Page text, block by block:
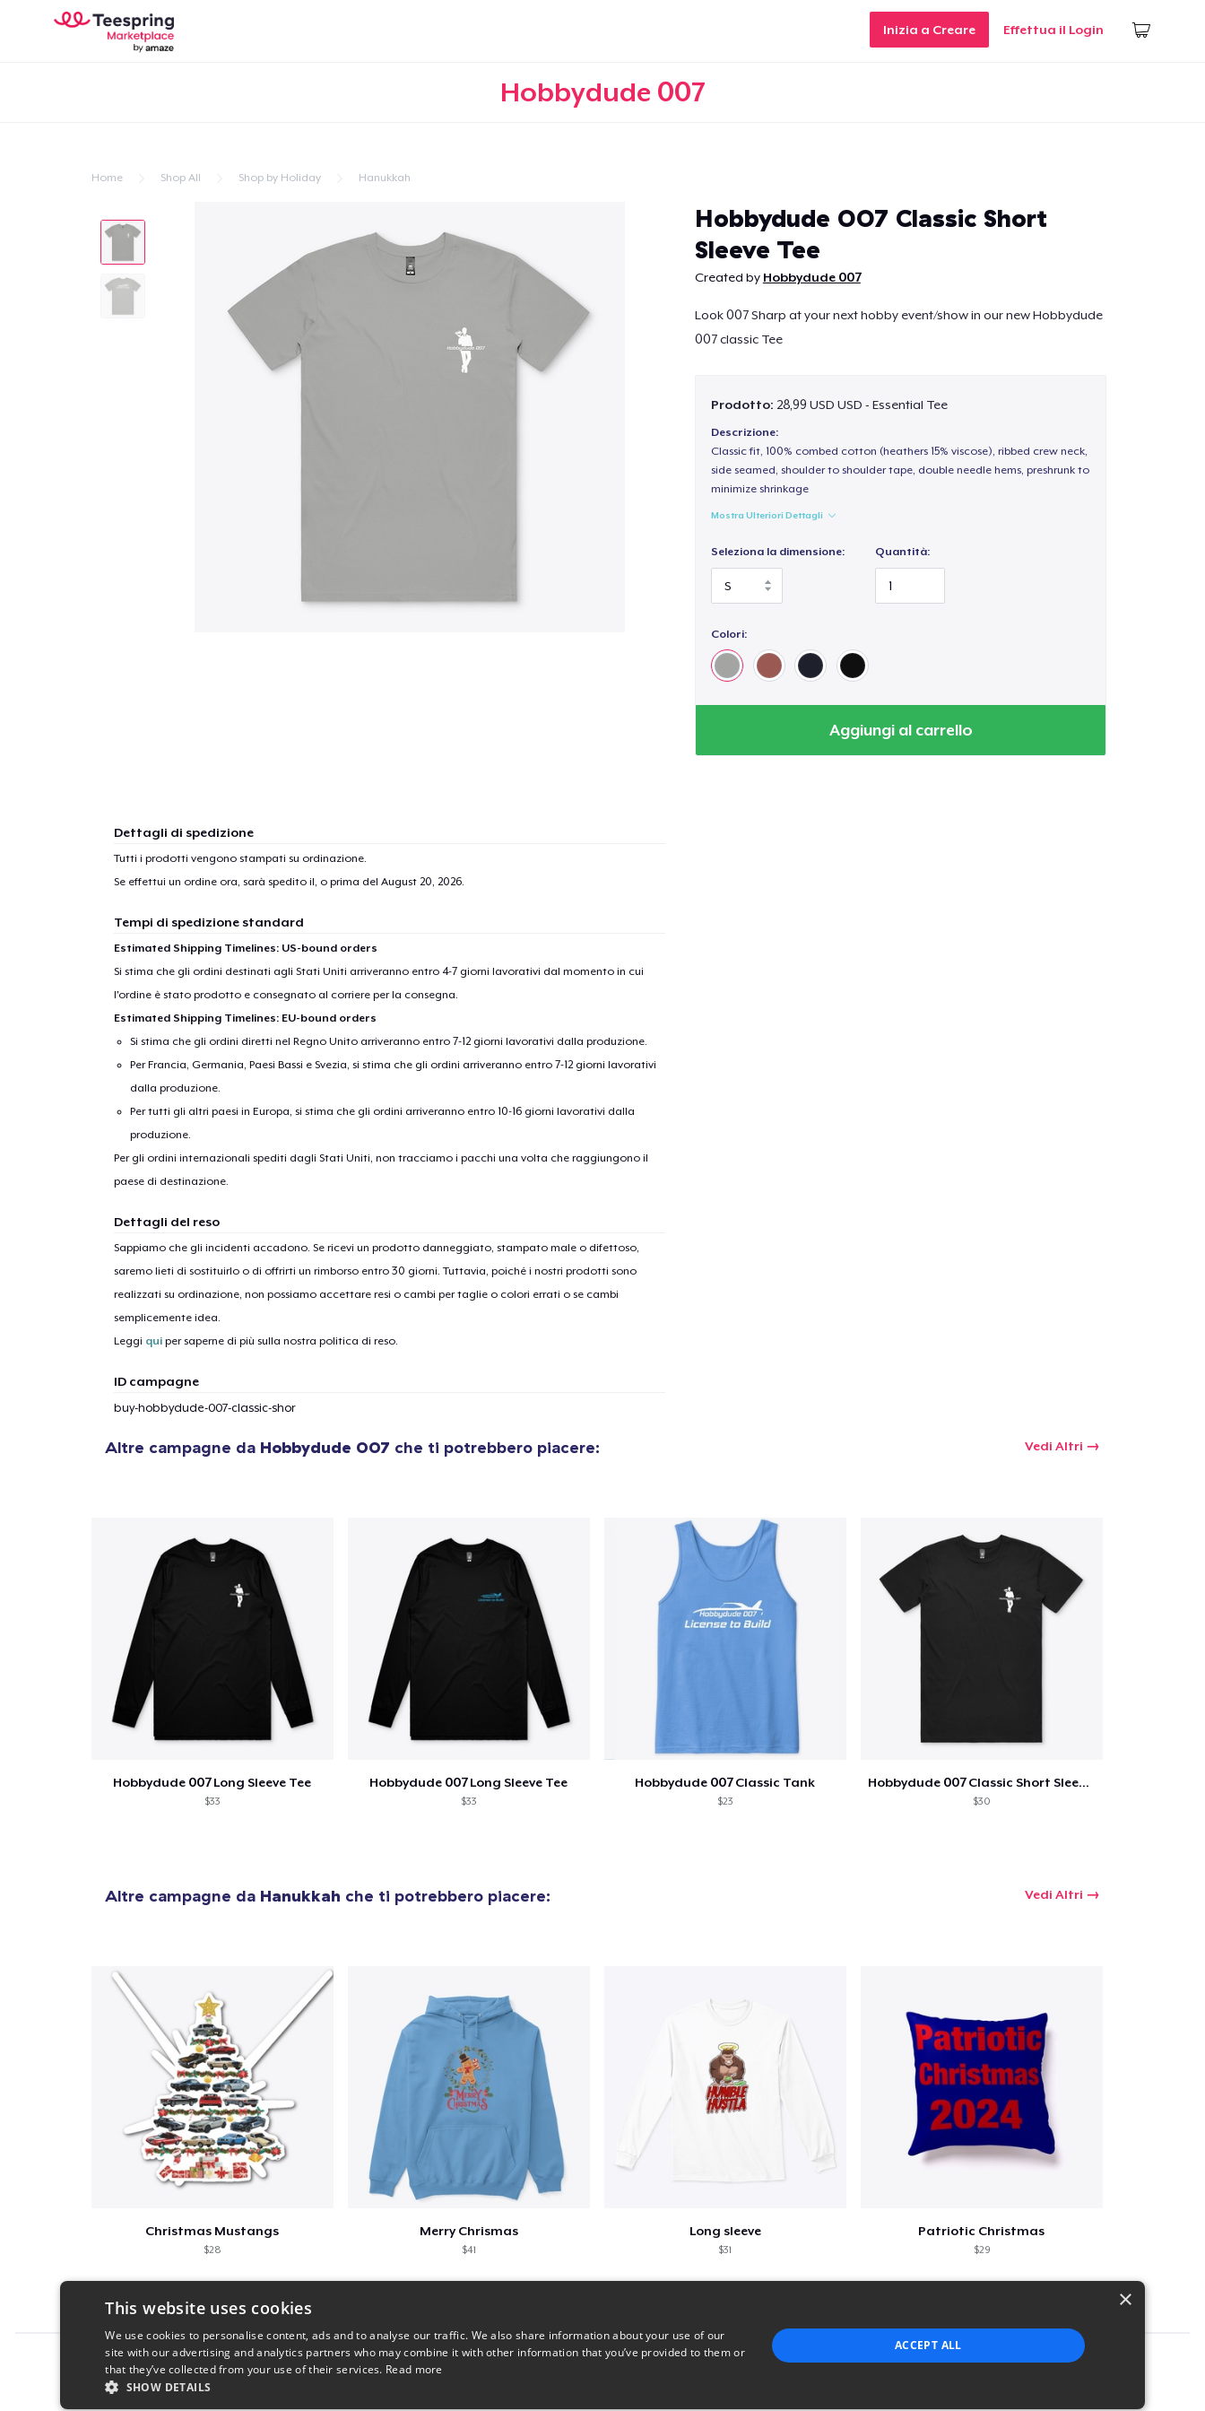
Inizia a Creare Effettua il Login
Hobbydude 007
Home Shop All Shop by Holiday Hanukkah
Hobbydude 007 Classic Short
Sleeve Tee
Created by Hobbydude 007
Look 007 Sharp at your next hobby event/show in our new Hobbydude
007 classic Tee
Prodotto: 28,99 USD USD - Essential Tee
Descrizione:
Classic fit, 100% combed cotton (heathers 15% viscose), ribbed crew neck,
side seamed, shoulder to shoulder tape, double needle hems, preshrunk to
minimize shrinkage
Mostra Ulteriori Dettagli
Seleziona la dimensione: Quantità:
Colori:
Aggiungi al carrello
Dettagli di spedizione
Tutti i prodotti vengono stampati su ordinazione.
Se effettui un ordine ora, sarà spedito il, o prima del August 20, 2026.
Tempi di spedizione standard
Estimated Shipping Timelines: US-bound orders
Si stima che gli ordini destinati agli Stati Uniti arriveranno entro 4-7 giorni lavorativi dal momento in cui
l'ordine è stato prodotto e consegnato al corriere per la consegna.
Estimated Shipping Timelines: EU-bound orders
Si stima che gli ordini diretti nel Regno Unito arriveranno entro 7-12 giorni lavorativi dalla produzione.
Per Francia, Germania, Paesi Bassi e Svezia, si stima che gli ordini arriveranno entro 7-12 giorni lavorativi
dalla produzione.
Per tutti gli altri paesi in Europa, si stima che gli ordini arriveranno entro 10-16 giorni lavorativi dalla
produzione.
Per gli ordini internazionali spediti dagli Stati Uniti, non tracciamo i pacchi una volta che raggiungono il
paese di destinazione.
Dettagli del reso
Sappiamo che gli incidenti accadono. Se ricevi un prodotto danneggiato, stampato male o difettoso,
saremo lieti di sostituirlo o di offrirti un rimborso entro 30 giorni. Tuttavia, poiché i nostri prodotti sono
realizzati su ordinazione, non possiamo accettare resi o cambi per taglie o colori errati o se cambi
semplicemente idea.
Leggi quiper saperne di più sulla nostra politica di reso.
ID campagne
buy-hobbydude-007-classic-shor
Altre campagne da Hobbydude 007 che ti potrebbero piacere: Vedi Altri
Hobbydude 007 Long Sleeve Tee
$33
Hobbydude 007 Long Sleeve Tee
$33
Hobbydude 007 Classic Tank
$23
Hobbydude 007 Classic Short Sleeve Tee
$30
Altre campagne da Hanukkah che ti potrebbero piacere: Vedi Altri
Christmas Mustangs
$28
Merry Chrismas
$41
Long sleeve
$31
Patriotic Christmas
$29
Report this product
1articolo aggiunto al carrello
×
This website uses cookies
We use cookies to personalise content, ads and to analyse our traffic. We also share information about your use of our
site with our advertising and analytics partners who may combine it with other information that you’ve provided to them or
that they’ve collected from your use of their services. Read more
SHOW DETAILS
ACCEPT ALL